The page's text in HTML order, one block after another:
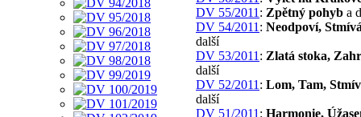
DV 55/2011 : Zpětný pohyb a
DV 54/2011 : Neodpoví,
další
DV 53/2011 : Zlatá stoka,
další
DV 52/2011 : Lom, Tam,
další
DV 51/2011 : Harmonie,